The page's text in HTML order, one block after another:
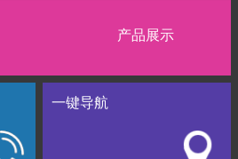
产品展示
一键导航